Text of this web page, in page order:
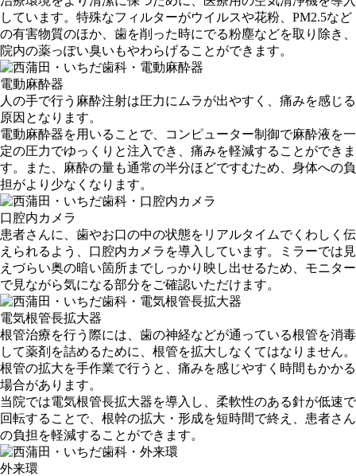
しています。特殊なフィルターがウイルスや花粉、PM2.5など
の有害物質のほか、歯を削った時にでる粉塵などを取り除き、
院内の薬っぽい臭いもやわらげることができます。
電動麻酔器
人の手で行う麻酔注射は圧力にムラが出やすく、痛みを感じる
原因となります。
電動麻酔器を用いることで、コンピューター制御で麻酔液を一
定の圧力でゆっくりと注入でき、痛みを軽減することができま
す。また、麻酔の量も通常の半分ほどですむため、身体への負
担がより少なくなります。
口腔内カメラ
患者さんに、歯やお口の中の状態をリアルタイムでくわしく伝
えられるよう、口腔内カメラを導入しています。ミラーでは見
えづらい奥の暗い箇所までしっかり映し出せるため、モニター
で見ながら気になる部分をご確認いただけます。
電気根管長拡大器
根管治療を行う際には、歯の神経などが通っている根管を消毒
して薬剤を詰めるために、根管を拡大しなくてはなりません。
根管の拡大を手作業で行うと、痛みを感じやすく時間もかかる
場合があります。
当院では電気根管長拡大器を導入し、柔軟性のある針が低速で
回転することで、根幹の拡大・形成を短時間で終え、患者さん
の負担を軽減することができます。
外来環